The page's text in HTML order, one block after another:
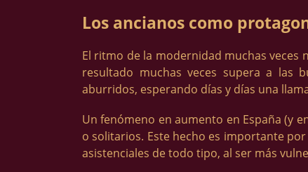
Los ancianos como
El ritmo de la modernidad muchas veces
resultado muchas veces supera a las
aburridos, esperando días y días una
Un fenómeno en aumento en España (y
o solitarios. Este hecho es importante
asistenciales de todo tipo, al ser más